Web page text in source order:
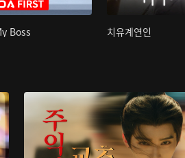
Boss 치유계연인